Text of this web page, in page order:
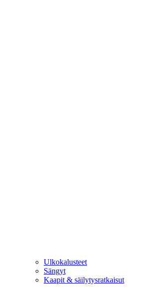
Ulkokalusteet
Sängyt
Kaapit & säilytysratkaisut